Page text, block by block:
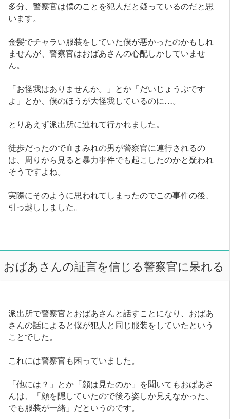
多分、警察官は僕のことを犯人だと疑っているのだと思
います。
金髪でチャラい服装をしていた僕が悪かったのかもしれ
ませんが、警察官はおばあさんの心配しかしていませ
ん。
「お怪我はありませんか。」とか「だいじょうぶです
よ」とか、僕のほうが大怪我しているのに…。
とりあえず派出所に連れて行かれました。
徒歩だったので血まみれの男が警察官に連行されるの
は、周りから見ると暴力事件でも起こしたのかと疑われ
そうですよね。
実際にそのように思われてしまったのでこの事件の後、
引っ越ししました。
おばあさんの証言を信じる警察官に呆れる
派出所で警察官とおばあさんと話すことになり、おばあ
さんの話によると僕が犯人と同じ服装をしていたという
ことでした。
これには警察官も困っていました。
「他には？」とか「顔は見たのか」を聞いてもおばあさ
んは、「顔を隠していたので後ろ姿しか見えなかった、
でも服装が一緒」だというのです。